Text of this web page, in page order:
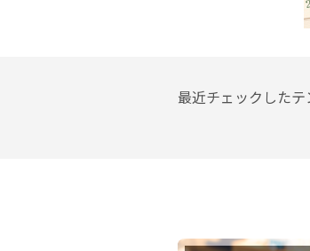
最近チェックしたテ